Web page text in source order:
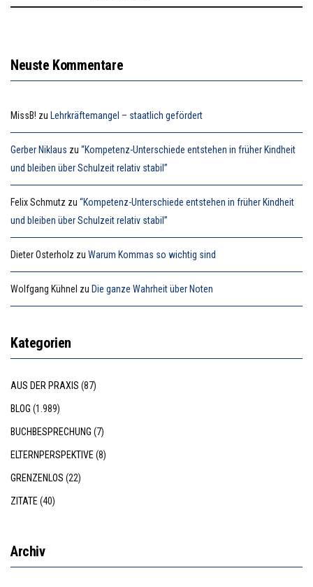
Neuste Kommentare
MissB! zu Lehrkräftemangel – staatlich gefördert
Gerber Niklaus zu “Kompetenz-Unterschiede entstehen in früher Kindheit
und bleiben über Schulzeit relativ stabil”
Felix Schmutz zu “Kompetenz-Unterschiede entstehen in früher Kindheit
und bleiben über Schulzeit relativ stabil”
Dieter Osterholz zu Warum Kommas so wichtig sind
Wolfgang Kühnel zu Die ganze Wahrheit über Noten
Kategorien
AUS DER PRAXIS (87)
BLOG (1.989)
BUCHBESPRECHUNG (7)
ELTERNPERSPEKTIVE (8)
GRENZENLOS (22)
ZITATE (40)
Archiv